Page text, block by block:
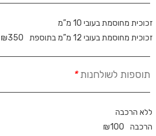
זכוכית מחוסמת בעובי 10 מ”מ
זכוכית מחוסמת בעובי 12 מ”מ בתוספת
₪350
תוספות לשולחנות*
ללא הרכבה
הרכבה
₪100